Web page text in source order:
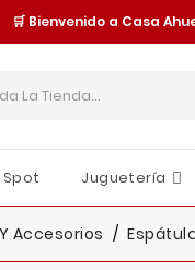
🛒 Bienvenido a Casa
Spot Juguetería
Accesorios